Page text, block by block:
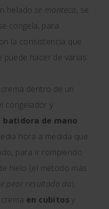
helado se manteca, se
congela, para
la consistencia que
puede hacer de varias
dentro de un
congelador y
batidora de mano
hora a medida que
para ir rompiendo
hielo (el método más
peor resultado da);
en cubitos y